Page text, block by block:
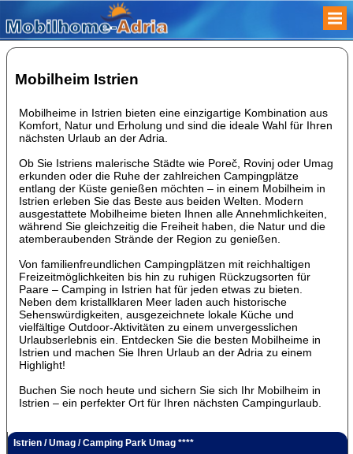
Mobilheim Istrien
Mobilheime in Istrien bieten eine einzigartige Kombination aus
Komfort, Natur und Erholung und sind die ideale Wahl für Ihren
nächsten Urlaub an der Adria.
Ob Sie Istriens malerische Städte wie Poreč, Rovinj oder Umag
erkunden oder die Ruhe der zahlreichen Campingplätze
entlang der Küste genießen möchten – in einem Mobilheim in
Istrien erleben Sie das Beste aus beiden Welten. Modern
ausgestattete Mobilheime bieten Ihnen alle Annehmlichkeiten,
während Sie gleichzeitig die Freiheit haben, die Natur und die
atemberaubenden Strände der Region zu genießen.
Von familienfreundlichen Campingplätzen mit reichhaltigen
Freizeitmöglichkeiten bis hin zu ruhigen Rückzugsorten für
Paare – Camping in Istrien hat für jeden etwas zu bieten.
Neben dem kristallklaren Meer laden auch historische
Sehenswürdigkeiten, ausgezeichnete lokale Küche und
vielfältige Outdoor-Aktivitäten zu einem unvergesslichen
Urlaubserlebnis ein. Entdecken Sie die besten Mobilheime in
Istrien und machen Sie Ihren Urlaub an der Adria zu einem
Highlight!
Buchen Sie noch heute und sichern Sie sich Ihr Mobilheim in
Istrien – ein perfekter Ort für Ihren nächsten Campingurlaub.
Istrien / Umag / Camping Park Umag ****